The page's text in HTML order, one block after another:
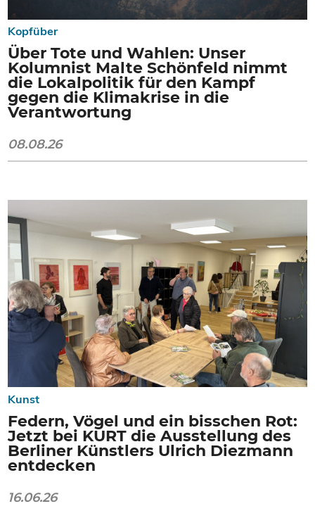
Kopfüber
Über Tote und Wahlen: Unser
Kolumnist Malte Schönfeld nimmt
die Lokalpolitik für den Kampf
gegen die Klimakrise in die
Verantwortung
08.08.26
Kunst
Federn, Vögel und ein bisschen Rot:
Jetzt bei KURT die Ausstellung des
Berliner Künstlers Ulrich Diezmann
entdecken
16.06.26